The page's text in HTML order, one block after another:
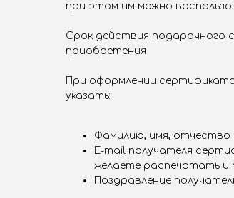
при этом им можно
Срок действия подарочного
приобретения
При оформлении
указать:
Фамилию, имя, отчество
E-mail получателя
желаете распечатать
Поздравление